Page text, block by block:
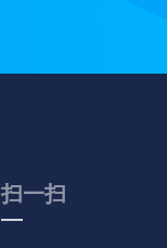
扫一扫